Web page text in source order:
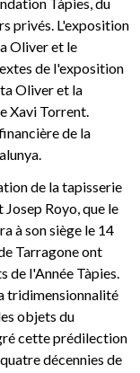
privés. L'exposition
Oliver et le
de l'exposition
Oliver et la
Xavi Torrent.
de la
de la tapisserie
Royo, que le
à son siège le 14
Tarragone ont
de l'Année Tàpies.
tridimensionnalité
objets du
cette prédilection
décennies de